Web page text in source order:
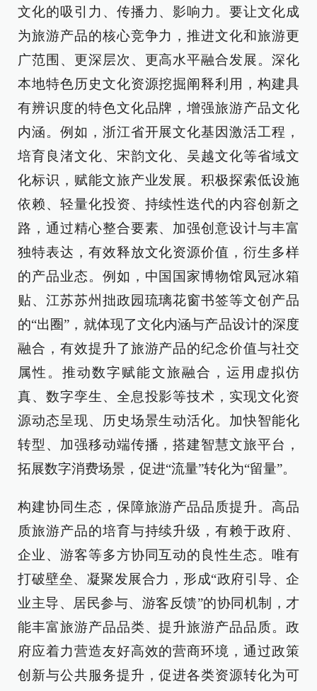
文化的吸引力、传播力、影响力。要让文化成
为旅游产品的核心竞争力，推进文化和旅游更
广范围、更深层次、更高水平融合发展。深化
本地特色历史文化资源挖掘阐释利用，构建具
有辨识度的特色文化品牌，增强旅游产品文化
内涵。例如，浙江省开展文化基因激活工程，
培育良渚文化、宋韵文化、吴越文化等省域文
化标识，赋能文旅产业发展。积极探索低设施
依赖、轻量化投资、持续性迭代的内容创新之
路，通过精心整合要素、加强创意设计与丰富
独特表达，有效释放文化资源价值，衍生多样
的产品业态。例如，中国国家博物馆凤冠冰箱
贴、江苏苏州拙政园琉璃花窗书签等文创产品
的“出圈”，就体现了文化内涵与产品设计的深度
融合，有效提升了旅游产品的纪念价值与社交
属性。推动数字赋能文旅融合，运用虚拟仿
真、数字孪生、全息投影等技术，实现文化资
源动态呈现、历史场景生动活化。加快智能化
转型、加强移动端传播，搭建智慧文旅平台，
拓展数字消费场景，促进“流量”转化为“留量”。
构建协同生态，保障旅游产品品质提升。高品
质旅游产品的培育与持续升级，有赖于政府、
企业、游客等多方协同互动的良性生态。唯有
打破壁垒、凝聚发展合力，形成“政府引导、企
业主导、居民参与、游客反馈”的协同机制，才
能丰富旅游产品品类、提升旅游产品品质。政
府应着力营造友好高效的营商环境，通过政策
创新与公共服务提升，促进各类资源转化为可